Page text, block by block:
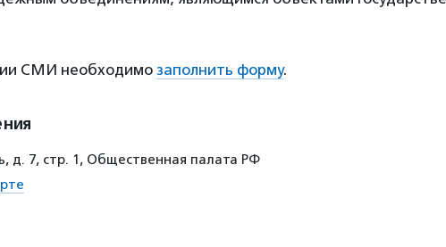
СМИ необходимо заполнить форму.
д. 7, стр. 1, Общественная палата РФ